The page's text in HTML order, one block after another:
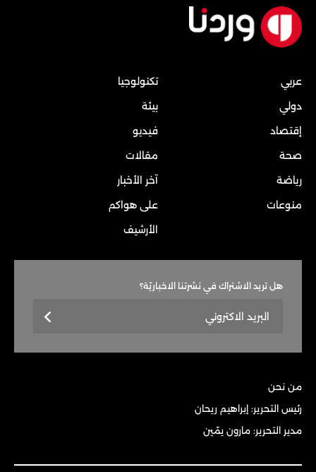
عربي
دولي
إقتصاد
صحة
رياضة
منوعات
تكنولوجيا
بيئة
فيديو
مقالات
آخر الأخبار
على هواكم
الأرشيف
هل تريد الاشتراك في نشرتنا الاخباريّة؟
من نحن
رئيس التحرير: إبراهيم ريحان
مدير التحرير: مارون يمّين